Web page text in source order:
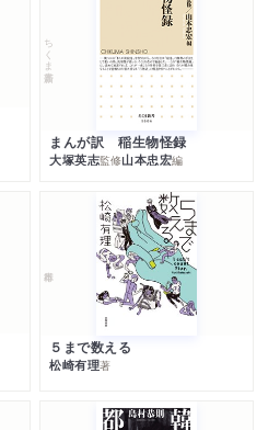
ちくま新書
まんが訳 稲生物怪録
大塚英志監修山本忠宏編
５まで数える
松崎有理著